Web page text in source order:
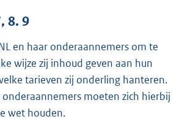
8. 9
en haar onderaannemers om te
wijze zij inhoud geven aan hun
tarieven zij onderling hanteren.
onderaannemers moeten zich hierbij
wet houden.